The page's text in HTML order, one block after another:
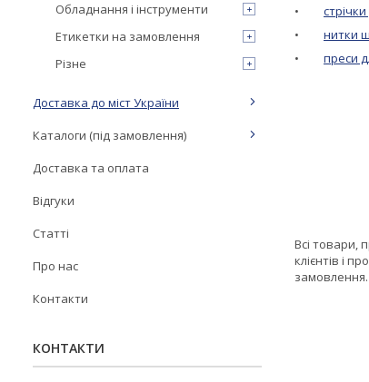
•
• нитки
• преси
Всі товари,
клієнтів і
Обладнання і інструменти
Етикетки на замовлення
Різне
Доставка до міст України
Каталоги (під замовлення)
Доставка та оплата
Відгуки
Статті
Про нас
Контакти
КОНТАКТИ